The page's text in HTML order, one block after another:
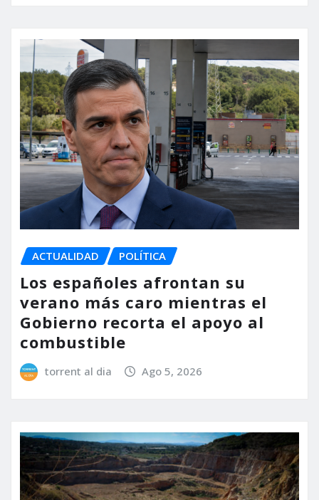
ACTUALIDAD POLÍTICA
Los españoles afrontan su
verano más caro mientras el
Gobierno recorta el apoyo al
combustible
torrent al dia Ago 5, 2026